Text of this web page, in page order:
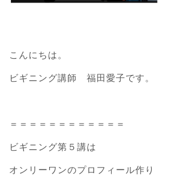
こんにちは。
ビギニング講師 福田愛子です。
＝＝＝＝＝＝＝＝＝＝＝＝
ビギニング第５講は
オンリーワンのプロフィール作り